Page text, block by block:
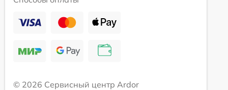
© 2026 Сервисный центр Ardor